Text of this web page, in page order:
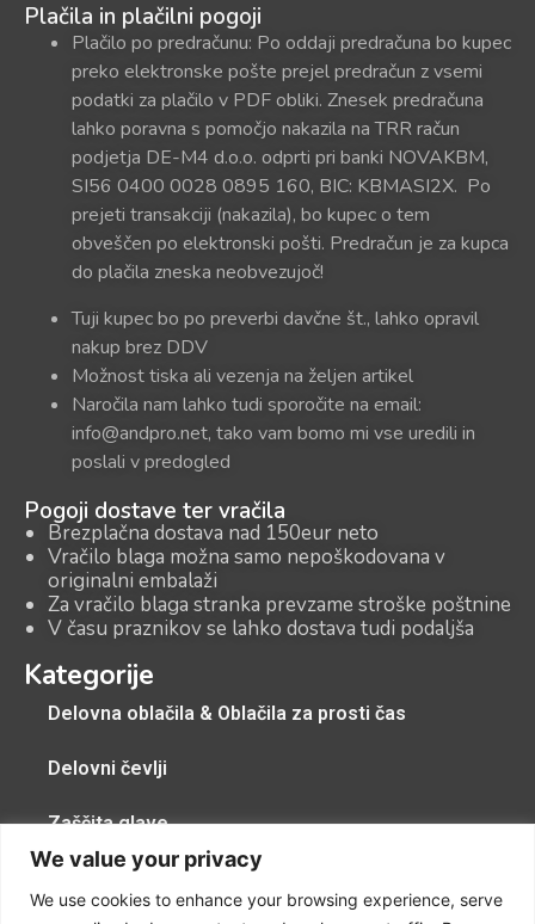
We value your privacy
We use cookies to enhance your browsing experience, serve
Plačila in plačilni pogoji
Plačilo po predračunu: Po oddaji predračuna bo kupec
preko elektronske pošte prejel predračun z vsemi
podatki za plačilo v PDF obliki. Znesek predračuna
lahko poravna s pomočjo nakazila na TRR račun
podjetja DE-M4 d.o.o. odprti pri banki NOVAKBM,
SI56 0400 0028 0895 160, BIC: KBMASI2X. Po
prejeti transakciji (nakazila), bo kupec o tem
obveščen po elektronski pošti. Predračun je za kupca
do plačila zneska neobvezujoč!
Tuji kupec bo po preverbi davčne št., lahko opravil
nakup brez DDV
Možnost tiska ali vezenja na željen artikel
Naročila nam lahko tudi sporočite na email:
info@andpro.net, tako vam bomo mi vse uredili in
poslali v predogled
Pogoji dostave ter vračila
Brezplačna dostava nad 150eur neto
Vračilo blaga možna samo nepoškodovana v
originalni embalaži
Za vračilo blaga stranka prevzame stroške poštnine
V času praznikov se lahko dostava tudi podaljša
Kategorije
Delovna oblačila & Oblačila za prosti čas
Delovni čevlji
Zaščita glave
Zaščitna pregrinjala, zaščitne kape, zaščita dihal